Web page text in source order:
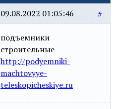
#
09.08.2022 01:05:46
подъемники
строительные
http://podyemniki-
machtovyye-
teleskopicheskiye.ru